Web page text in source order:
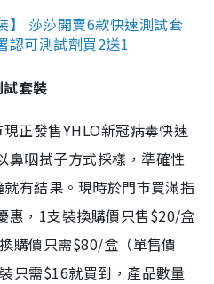
】 莎莎開賣6款快速測試套
認可測試劑買2送1
套裝
正發售YHLO新冠病毒快速
鼻咽拭子方式採樣，準確性
有結果。現時於門市買滿指
惠，1支裝換購價只售$20/盒
購價只需$80/盒（單售價
只需$16就買到，產品數量